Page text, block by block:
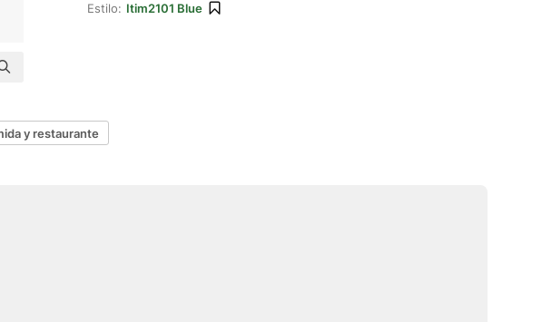
Estilo: Itim2101 Blue
y restaurante